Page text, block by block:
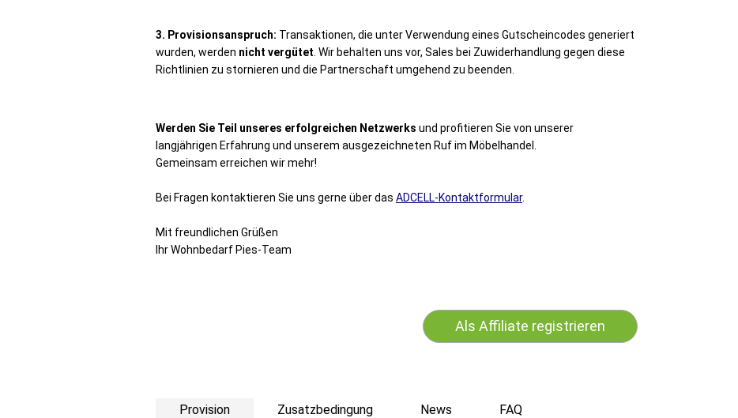
3. Provisionsanspruch: Transaktionen, die unter Verwendung eines Gutscheincodes generiert
wurden, werden nicht vergütet . Wir behalten uns vor, Sales bei Zuwiderhandlung gegen diese
Richtlinien zu stornieren und die Partnerschaft umgehend zu beenden.
Werden Sie Teil unseres erfolgreichen Netzwerks und profitieren Sie von unserer
langjährigen Erfahrung und unserem ausgezeichneten Ruf im Möbelhandel.
Gemeinsam erreichen wir mehr!
Bei Fragen kontaktieren Sie uns gerne über das ADCELL-Kontaktformular.
Mit freundlichen Grüßen
Ihr Wohnbedarf Pies-Team
Als Affiliate registrieren
Provision Zusatzbedingung News FAQ